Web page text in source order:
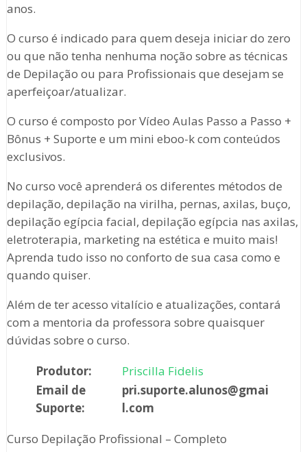
anos.
O curso é indicado para quem deseja iniciar do zero
ou que não tenha nenhuma noção sobre as técnicas
de Depilação ou para Profissionais que desejam se
aperfeiçoar/atualizar.
O curso é composto por Vídeo Aulas Passo a Passo +
Bônus + Suporte e um mini eboo-k com conteúdos
exclusivos.
No curso você aprenderá os diferentes métodos de
depilação, depilação na virilha, pernas, axilas, buço,
depilação egípcia facial, depilação egípcia nas axilas,
eletroterapia, marketing na estética e muito mais!
Aprenda tudo isso no conforto de sua casa como e
quando quiser.
Além de ter acesso vitalício e atualizações, contará
com a mentoria da professora sobre quaisquer
dúvidas sobre o curso.
Produtor:
Priscilla Fidelis
Email de
Suporte:
pri.suporte.alunos@gmai
l.com
Curso Depilação Profissional – Completo